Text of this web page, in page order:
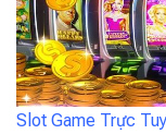
Slot Game Trực